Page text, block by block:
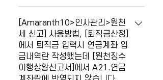
[원천징수이행상황신고서]에서 사업장 선
택 시 지점 사업장은 조회되지 않고 하나의
사업장만 조회됩니다. ◎ 메뉴 : 세무관리 >
원천세신고 > [원천세신고지설정] 위 메뉴
의 원천세신고유형이 '사업자단위과세'인
경우, 우측 상단 '신고사업장설정'에 반영된
[Amaranth10>인사관리>원천
세 신고] 사용방법, [퇴직금산정]
에서 퇴직금 입력시 연금계좌 입
금내역란 작성했는데 [원천징수
이행상황신고서]에서 A21.연금